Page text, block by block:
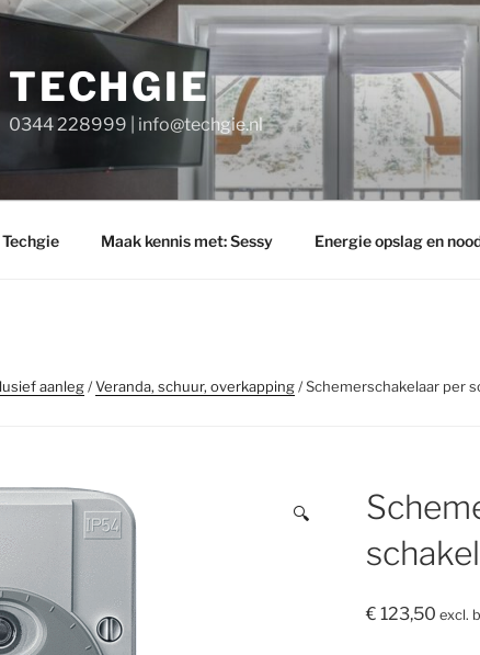
TECHGIE
0344 228999 | info@techgie.nl
Maak kennis met: Sessy Energie opslag en
aanleg/Veranda, schuur, overkapping/ Schemerschakelaar per
🔍
€ 123,50 excl.